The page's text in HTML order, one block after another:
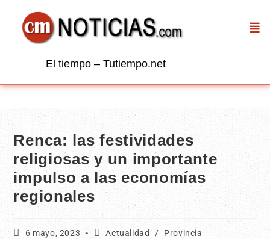
El tiempo – Tutiempo.net
Renca: las festividades
religiosas y un importante
impulso a las economías
regionales
6 mayo, 2023 Actualidad / Provincia